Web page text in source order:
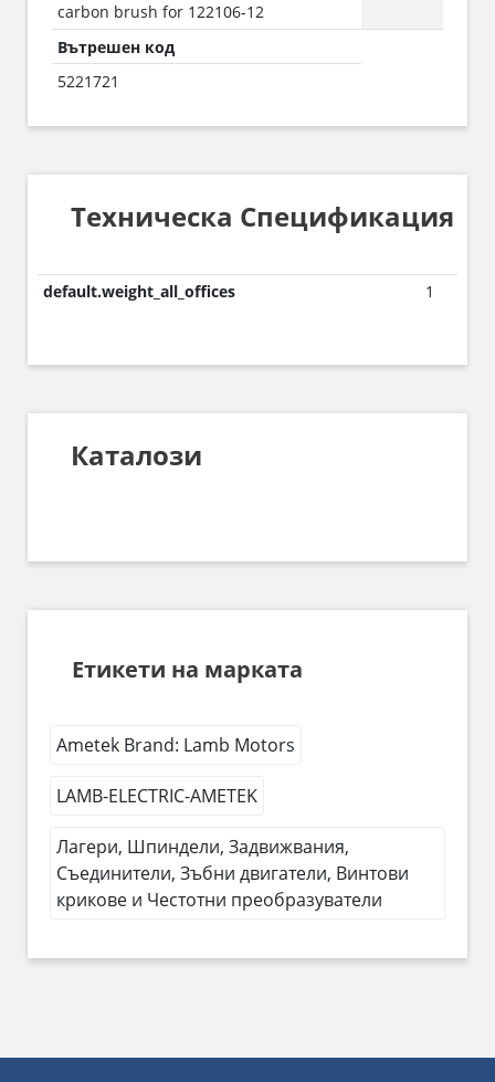
carbon brush for 122106-12
Вътрешен код
5221721
Техническа Спецификация
default.weight_all_offices 1
Каталози
Етикети на марката
Ametek Brand: Lamb Motors
LAMB-ELECTRIC-AMETEK
Лагери, Шпиндели, Задвижвания,
Съединители, Зъбни двигатели, Винтови
крикове и Честотни преобразуватели